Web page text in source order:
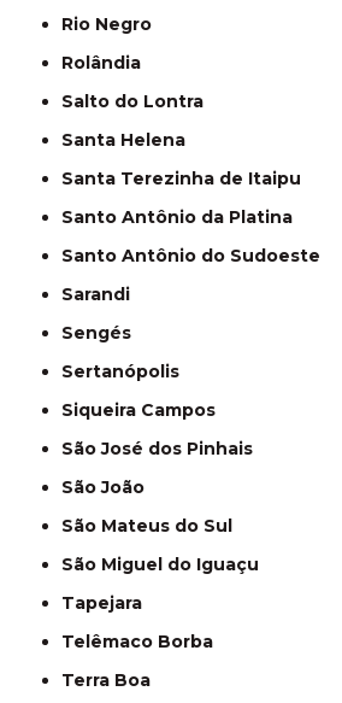
Rio Negro
Rolândia
Salto do Lontra
Santa Helena
Santa Terezinha de Itaipu
Santo Antônio da Platina
Santo Antônio do Sudoeste
Sarandi
Sengés
Sertanópolis
Siqueira Campos
São José dos Pinhais
São João
São Mateus do Sul
São Miguel do Iguaçu
Tapejara
Telêmaco Borba
Terra Boa